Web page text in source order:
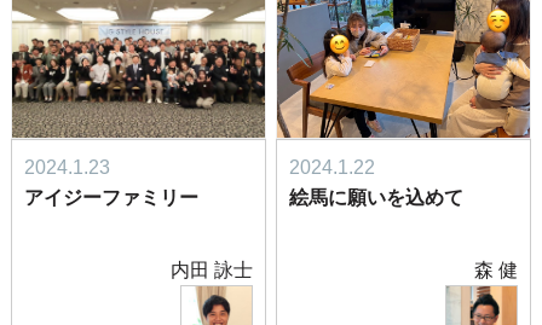
2024.1.23
アイジーファミリー
内田 詠士
2024.1.22
絵馬に願いを込めて
森 健